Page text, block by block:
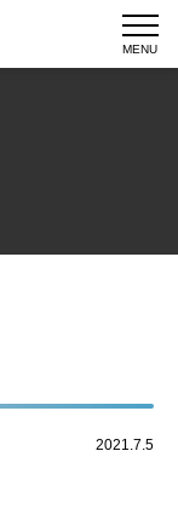
MENU
2021.7.5